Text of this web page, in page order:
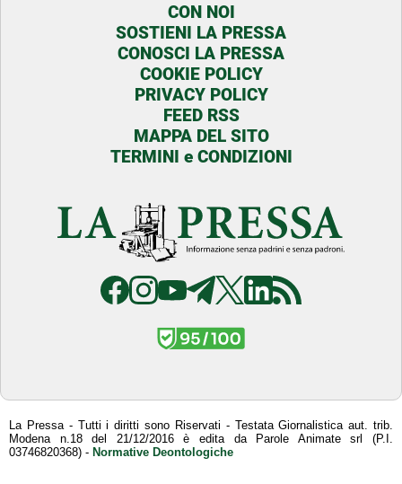
CON NOI
SOSTIENI LA PRESSA
CONOSCI LA PRESSA
COOKIE POLICY
PRIVACY POLICY
FEED RSS
MAPPA DEL SITO
TERMINI e CONDIZIONI
La Pressa - Tutti i diritti sono Riservati - Testata Giornalistica aut. trib.
Modena n.18 del 21/12/2016 è edita da Parole Animate srl (P.I.
03746820368) - Normative Deontologiche